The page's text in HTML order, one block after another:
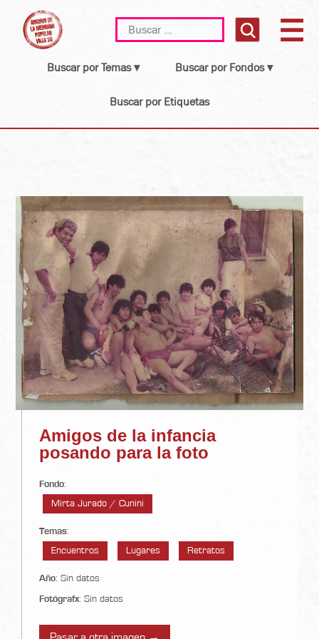
content
Buscar:
Buscar por Temas ▾ Buscar por Fondos ▾
Buscar por Etiquetas
Amigos de la infancia
posando para la foto
Fondo:
Mirta Jurado / Cunini
Temas:
Encuentros
Lugares Retratos
Año: Sin datos
Fotógrafx: Sin datos